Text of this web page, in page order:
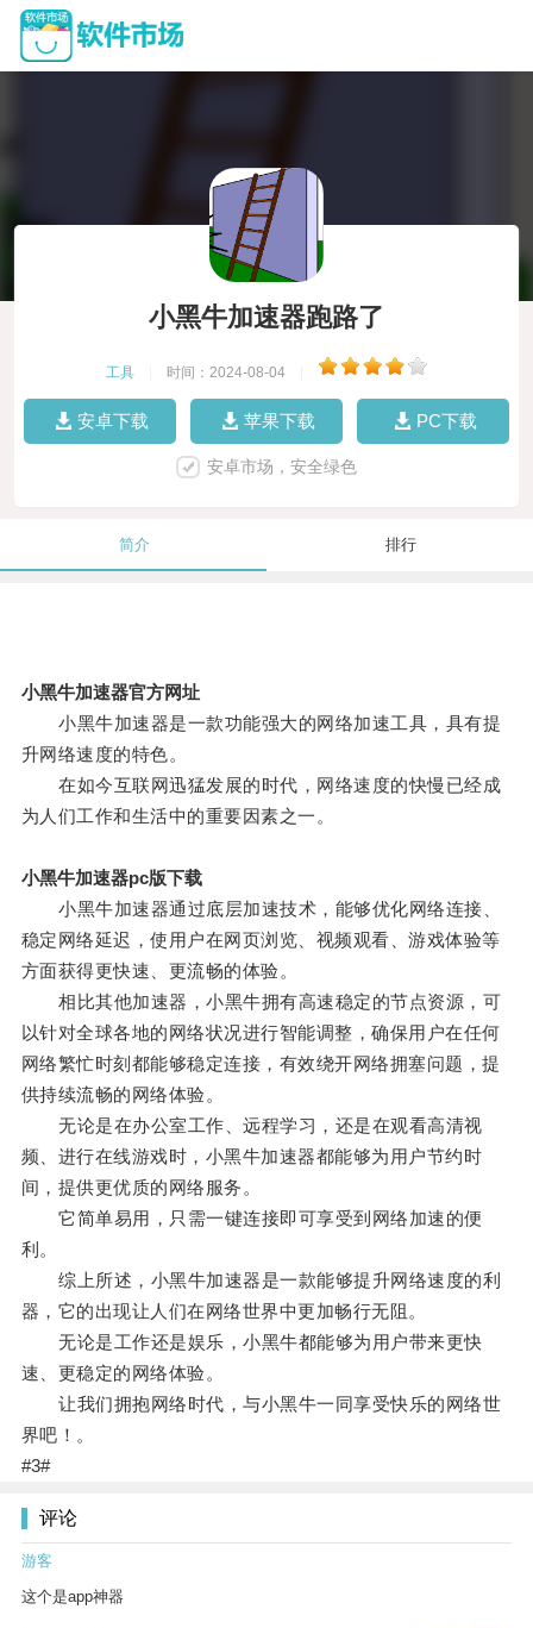
小黑牛加速器跑路了
工具 时间：2024-08-04
安卓下载 苹果下载 PC下载
安卓市场，安全绿色
简介 排行
小黑牛加速器官方网址
小黑牛加速器是一款功能强大的网络加速工具，具有提
升网络速度的特色。
在如今互联网迅猛发展的时代，网络速度的快慢已经成
为人们工作和生活中的重要因素之一。
小黑牛加速器pc版下载
小黑牛加速器通过底层加速技术，能够优化网络连接、
稳定网络延迟，使用户在网页浏览、视频观看、游戏体验等
方面获得更快速、更流畅的体验。
相比其他加速器，小黑牛拥有高速稳定的节点资源，可
以针对全球各地的网络状况进行智能调整，确保用户在任何
网络繁忙时刻都能够稳定连接，有效绕开网络拥塞问题，提
供持续流畅的网络体验。
无论是在办公室工作、远程学习，还是在观看高清视
频、进行在线游戏时，小黑牛加速器都能够为用户节约时
间，提供更优质的网络服务。
它简单易用，只需一键连接即可享受到网络加速的便
利。
综上所述，小黑牛加速器是一款能够提升网络速度的利
器，它的出现让人们在网络世界中更加畅行无阻。
无论是工作还是娱乐，小黑牛都能够为用户带来更快
速、更稳定的网络体验。
让我们拥抱网络时代，与小黑牛一同享受快乐的网络世
界吧！。
#3#
评论
游客
这个是app神器